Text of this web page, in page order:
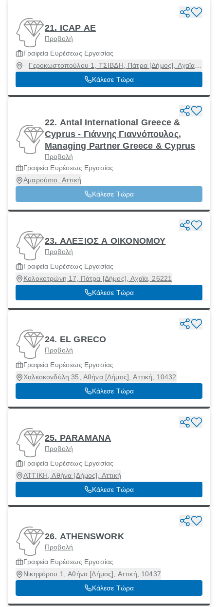
21. ICAP ΑΕ
Προβολή
Γραφεία Ευρέσεως Εργασίας
Γεροκωστοπούλου 1, ΤΣΙΒΔΗ, Πάτρα [Δήμος], Αχαϊα,
26221
Κάλεσε Τώρα
22. Antal International Greece &
Cyprus - Γιάννης Γιαννόπουλος,
Managing Partner Greece & Cyprus
Προβολή
Γραφεία Ευρέσεως Εργασίας
Αμαρούσιο, Αττική
Κάλεσε Τώρα
23. ΑΛΕΞΙΟΣ Α ΟΙΚΟΝΟΜΟΥ
Προβολή
Γραφεία Ευρέσεως Εργασίας
Κολοκοτρώνη 17, Πάτρα [Δήμος], Αχαϊα, 26221
Κάλεσε Τώρα
24. EL GRECO
Προβολή
Γραφεία Ευρέσεως Εργασίας
Χαλκοκονδύλη 35, Αθήνα [Δήμος], Αττική, 10432
Κάλεσε Τώρα
25. PARAMANA
Προβολή
Γραφεία Ευρέσεως Εργασίας
ΑΤΤΙΚΗ, Αθήνα [Δήμος], Αττική
Κάλεσε Τώρα
26. ATHENSWORK
Προβολή
Γραφεία Ευρέσεως Εργασίας
Νικηφόρου 1, Αθήνα [Δήμος], Αττική, 10437
Κάλεσε Τώρα